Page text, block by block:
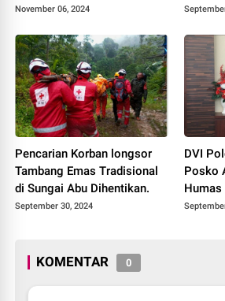
November 06, 2024
Pencarian Korban longsor
Tambang Emas Tradisional
di Sungai Abu Dihentikan.
September 30, 2024
DVI
Posko
Humas
KOMENTAR 0